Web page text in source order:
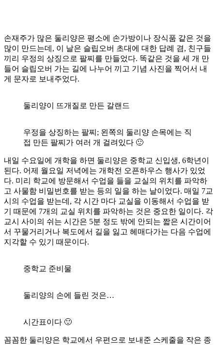
손재주가 많은 둘리양은 평소에 손가방이나 장식품 같은 것을
많이 만드는데, 이 날은 슬립오버 초대에 대한 답례 겸, 친구들
끼리 우정의 상징으로 팔찌를 만들었다. 똑같은 것을 세 개 만
들어 슬립오버 가는 길에 나누어 끼고 기념 사진을 찍어서 내
게 문자로 보내주었다.
둘리양이 뜨개질로 만든 갈랜드
우정을 상징하는 팔찌; 왼쪽의 둘리양 손목에는 직
접 만든 팔찌가 여러 개 걸려있다 🙂
내일 수요일에 개학을 하면 둘리양은 중학교 신입생, 6학년이
된다. 어제 월요일 저녁에는 개학전 오픈하우스 행사가 있었
다. 미리 학교에 방문해서 수업을 들을 교실의 위치를 파악하
고 사물함 비밀번호를 받는 등의 일을 하는 날이었다. 매일 7교
시의 수업을 받는데, 각 시간 마다 교실을 이동해서 수업을 받
기 때문에 7개의 교실 위치를 파악하는 것은 중요한 일이다. 각
교시 사이의 쉬는 시간은 5분 정도 밖에 안되는 짧은 시간이어
서 꾸물거리거나 복도에서 길을 잃고 헤매다가는 다음 수업에
지각할 수 있기 때문이다.
중학교 준비물
둘리양의 손에 들린 것은…
시간표이다 🙂
꼼꼼한 둘리양은 학교에서 우편으로 보내준 스케줄을 작은 종